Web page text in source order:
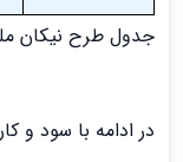
جدول طرح نیکان
در ادامه با سود و